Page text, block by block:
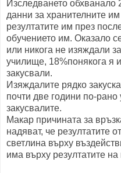
Изследването обхванало
данни за хранителните
резултатите им през
обучението им. Оказало
или никога не изяждали
училище, 18%понякога я
закусвали.
Изяждалите рядко
почти две години по-
закусвалите.
Макар причината за
надяват, че резултатите
светлина върху
има върху резултатите на